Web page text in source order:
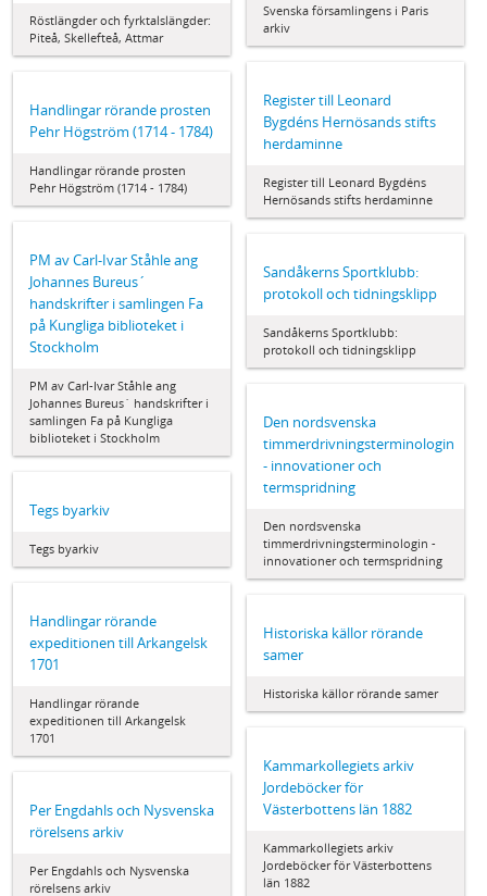
Röstlängder och fyrktalslängder:
Piteå, Skellefteå, Attmar
Svenska församlingens i Paris
arkiv
Register till Leonard
Bygdéns Hernösands stifts
herdaminne
Register till Leonard Bygdéns
Hernösands stifts herdaminne
Handlingar rörande prosten
Pehr Högström (1714 - 1784)
Handlingar rörande prosten
Pehr Högström (1714 - 1784)
PM av Carl-Ivar Ståhle ang
Johannes Bureus´
handskrifter i samlingen Fa
på Kungliga biblioteket i
Stockholm
PM av Carl-Ivar Ståhle ang
Johannes Bureus´ handskrifter i
samlingen Fa på Kungliga
biblioteket i Stockholm
Sandåkerns Sportklubb:
protokoll och tidningsklipp
Sandåkerns Sportklubb:
protokoll och tidningsklipp
Den nordsvenska
timmerdrivningsterminologin
- innovationer och
termspridning
Den nordsvenska
timmerdrivningsterminologin -
innovationer och termspridning
Tegs byarkiv
Tegs byarkiv
Handlingar rörande
expeditionen till Arkangelsk
1701
Handlingar rörande
expeditionen till Arkangelsk
1701
Historiska källor rörande
samer
Historiska källor rörande samer
Kammarkollegiets arkiv
Jordeböcker för
Västerbottens län 1882
Kammarkollegiets arkiv
Jordeböcker för Västerbottens
län 1882
Per Engdahls och Nysvenska
rörelsens arkiv
Per Engdahls och Nysvenska
rörelsens arkiv